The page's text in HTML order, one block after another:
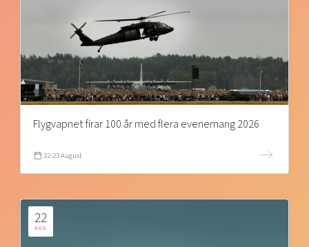
Flygvapnet firar 100 år med flera evenemang 2026
22-23 August
22
AUG